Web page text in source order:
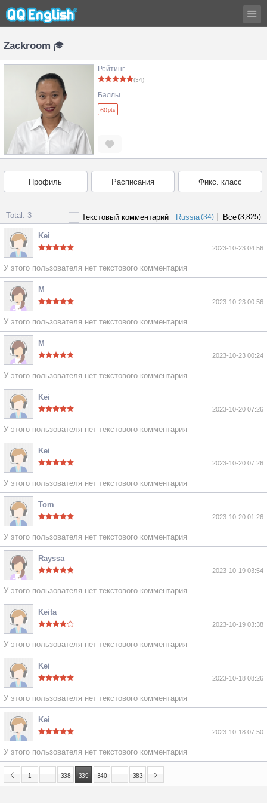
Zackroom
Рейтинг
(34)
Баллы
60pts
Профиль Расписания Фикс. класс
Total: 3 Текстовый комментарий Russia(34) Все(3,825)
Kei
2023-10-23 04:56
У этого пользователя нет текстового комментария
M
2023-10-23 00:56
У этого пользователя нет текстового комментария
M
2023-10-23 00:24
У этого пользователя нет текстового комментария
Kei
2023-10-20 07:26
У этого пользователя нет текстового комментария
Kei
2023-10-20 07:26
У этого пользователя нет текстового комментария
Tom
2023-10-20 01:26
У этого пользователя нет текстового комментария
Rayssa
2023-10-19 03:54
У этого пользователя нет текстового комментария
Keita
2023-10-19 03:38
У этого пользователя нет текстового комментария
Kei
2023-10-18 08:26
У этого пользователя нет текстового комментария
Kei
2023-10-18 07:50
У этого пользователя нет текстового комментария
1 338 339 340 383